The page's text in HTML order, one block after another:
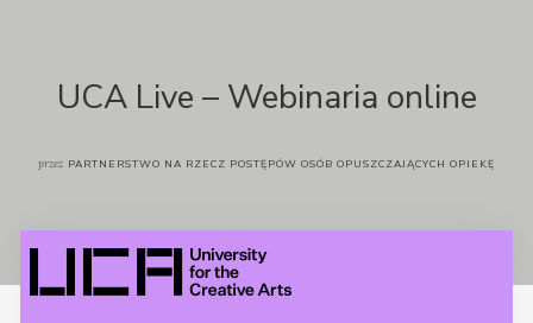
ZASOBY
SZUKAJ
UCA Live – Webinaria online
przez PARTNERSTWO NA RZECZ POSTĘPÓW OSÓB OPUSZCZAJĄCYCH OPIEKĘ